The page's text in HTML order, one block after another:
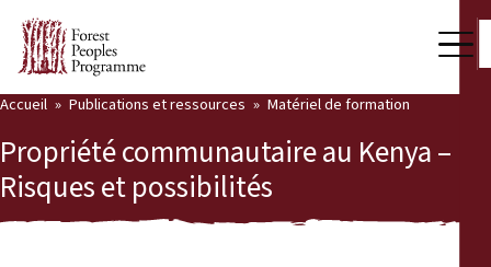
Notre travail
Voix des communautés
Partenaires et Pays
Accueil Publications et ressources Matériel de formation
Propriété communautaire au Kenya –
Risques et possibilités